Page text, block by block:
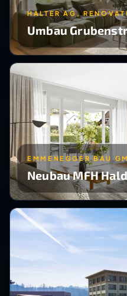
HALTER AG,
Umbau
EMMENEGGER BAU
Neubau MFH